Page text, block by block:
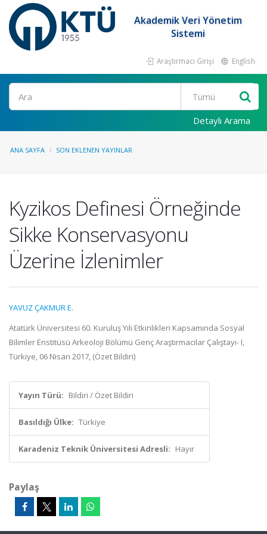
Akademik Veri Yönetim
Sistemi
Araştırmacı Girişi English
Ara
Detaylı Arama
ANA SAYFA SON EKLENEN YAYINLAR
Kyzikos Definesi Örneğinde
Sikke Konservasyonu
Üzerine İzlenimler
YAVUZ ÇAKMUR E.
Atatürk Üniversitesi 60. Kuruluş Yılı Etkinlikleri Kapsamında Sosyal
Bilimler Enstitüsü Arkeoloji Bölümü Genç Araştırmacılar Çalıştayı- I,
Türkiye, 06 Nisan 2017, (Özet Bildiri)
Yayın Türü: Bildiri / Özet Bildiri
Basıldığı Ülke: Türkiye
Karadeniz Teknik Üniversitesi Adresli: Hayır
Paylaş